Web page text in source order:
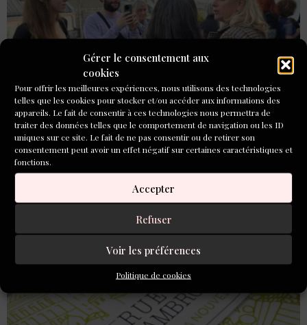
Gérer le consentement aux
cookies
Pour offrir les meilleures expériences, nous utilisons des technologies
telles que les cookies pour stocker et/ou accéder aux informations des
appareils. Le fait de consentir à ces technologies nous permettra de
traiter des données telles que le comportement de navigation ou les ID
uniques sur ce site. Le fait de ne pas consentir ou de retirer son
consentement peut avoir un effet négatif sur certaines caractéristiques et
fonctions.
Accepter
Refuser
Voir les préférences
Politique de cookies
Dans ce N°54, nous avons découvert la part croissante de
nouvelles explorant les effets de l’intelligence artificielle,
l’homosexualité et la guerre.
Concours de nouvelles
Rue Saint Ambroise 2024